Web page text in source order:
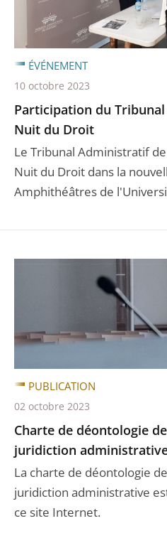
Participation du
Nuit du Droit
Le Tribunal Administratif
Nuit du Droit dans la
Amphithéâtres de
ÉVÉNEMENT
10 octobre 2023
Charte de déontologie
juridiction
La charte de déontologie
juridiction administrative
ce site Internet.
PUBLICATION
02 octobre 2023